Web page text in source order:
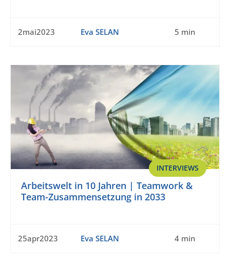
2mai2023 Eva SELAN 5 min
INTERVIEWS
Arbeitswelt in 10 Jahren | Teamwork &
Team-Zusammensetzung in 2033
25apr2023 Eva SELAN 4 min